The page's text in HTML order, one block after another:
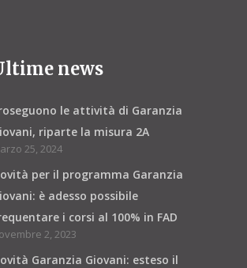
news
le attività di Garanzia
riparte la misura 2A
25, 2024
per il programma Garanzia
è adesso possibile
i corsi al 100% in FAD
2, 2023
Garanzia Giovani: esteso il